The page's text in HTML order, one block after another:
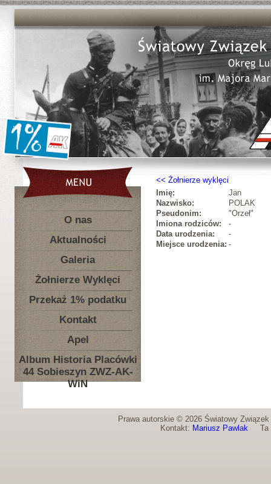
O nas
Aktualności
Galeria
Żołnierze Wyklęci
Przekaż 1% podatku
Kontakt
Apel
Album Historia Placówki
44 Sobieszyn ZWZ-AK-
WiN
Żołnierze wyklęci
Imię:
Jan
Nazwisko:
POLAK
Pseudonim:
"Orzeł"
Imiona rodziców:
-
Data urodzenia:
-
Miejsce urodzenia: -
Prawa autorskie © 2026 Światowy
Kontakt: Mariusz PawlakTa